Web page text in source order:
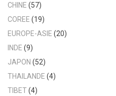
CHINE (57)
COREE (19)
EUROPE-ASIE (20)
INDE (9)
JAPON (52)
THAILANDE (4)
TIBET(4)